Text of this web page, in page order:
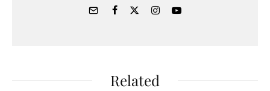
Related